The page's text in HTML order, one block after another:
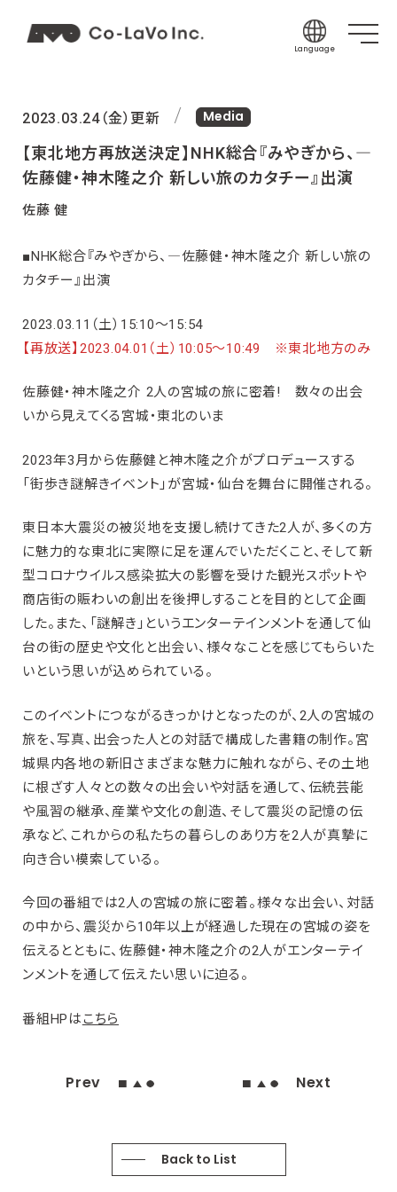
Language
Korean
Chinese
Thai
2023.03.24（金）更新 Media
【東北地方再放送決定】NHK総合『みやぎから、―
佐藤健・神木隆之介 新しい旅のカタチー』出演
佐藤 健
■NHK総合『みやぎから、―佐藤健・神木隆之介 新しい旅の
カタチー』出演
2023.03.11（土）15:10〜15:54
【再放送】2023.04.01（土）10:05〜10:49 ※東北地方のみ
佐藤健・神木隆之介 2人の宮城の旅に密着! 数々の出会
いから見えてくる宮城・東北のいま
2023年3月から佐藤健と神木隆之介がプロデュースする
「街歩き謎解きイベント」が宮城・仙台を舞台に開催される。
東日本大震災の被災地を支援し続けてきた2人が、多くの方
に魅力的な東北に実際に足を運んでいただくこと、そして新
型コロナウイルス感染拡大の影響を受けた観光スポットや
商店街の賑わいの創出を後押しすることを目的として企画
した。また、「謎解き」というエンターテインメントを通して仙
台の街の歴史や文化と出会い、様々なことを感じてもらいた
いという思いが込められている。
このイベントにつながるきっかけとなったのが、2人の宮城の
旅を、写真、出会った人との対話で構成した書籍の制作。宮
城県内各地の新旧さまざまな魅力に触れながら、その土地
に根ざす人々との数々の出会いや対話を通して、伝統芸能
や風習の継承、産業や文化の創造、そして震災の記憶の伝
承など、これからの私たちの暮らしのあり方を2人が真摯に
向き合い模索している。
今回の番組では2人の宮城の旅に密着。様々な出会い、対話
の中から、震災から10年以上が経過した現在の宮城の姿を
伝えるとともに、佐藤健・神木隆之介の2人がエンターテイ
ンメントを通して伝えたい思いに迫る。
番組HPはこちら
Prev Next
Back to List